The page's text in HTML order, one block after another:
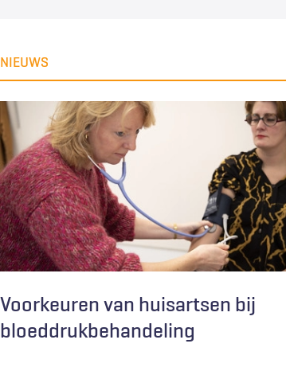
NIEUWS
Voorkeuren van huisartsen bij
bloeddrukbehandeling